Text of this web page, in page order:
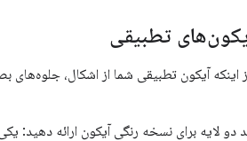
تطبیقی
اینکه آیکون تطبیقی ​​شما از اشکال،
دو لایه برای نسخه رنگی آیکون ارائه دهید: